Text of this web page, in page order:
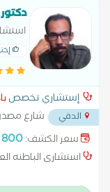
إستشاري تخصص
الدقي شارع
سعر الكشف:800
استشارى الباطنه